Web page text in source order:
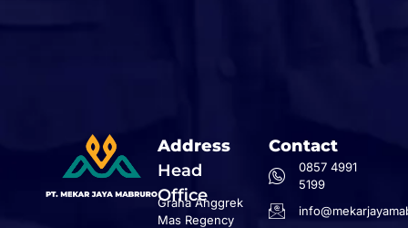
Address
Head
Office
Graha Anggrek
Mas Regency
Contact
0857 4991
5199